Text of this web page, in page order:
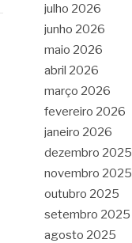
julho 2026
junho 2026
maio 2026
abril 2026
março 2026
fevereiro 2026
janeiro 2026
dezembro 2025
novembro 2025
outubro 2025
setembro 2025
agosto 2025